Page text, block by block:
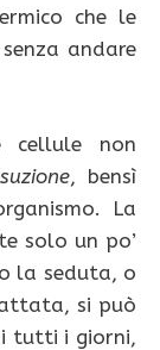
che le
andare
cellule non
, bensì
La
solo un po’
la seduta, o
si può
tutti i giorni,